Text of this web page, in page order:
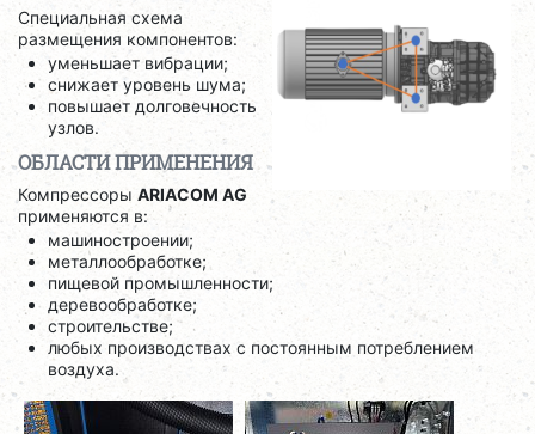
Специальная схема
размещения компонентов:
уменьшает вибрации;
снижает уровень шума;
повышает долговечность
узлов.
ОБЛАСТИ ПРИМЕНЕНИЯ
Компрессоры ARIACOM AG
применяются в:
машиностроении;
металлообработке;
пищевой промышленности;
деревообработке;
строительстве;
любых производствах с постоянным потреблением
воздуха.